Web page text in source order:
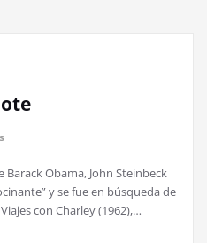
Obama, John Steinbeck
y se fue en búsqueda de
con Charley (1962),…